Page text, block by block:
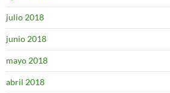
julio 2018
junio 2018
mayo 2018
abril 2018